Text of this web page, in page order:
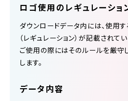
ロゴ使用のレギュレーショ
ダウンロードデータ内には、使用
（レギュレーション）が記載されてい
ご使用の際にはそのルールを厳守
します。
データ内容